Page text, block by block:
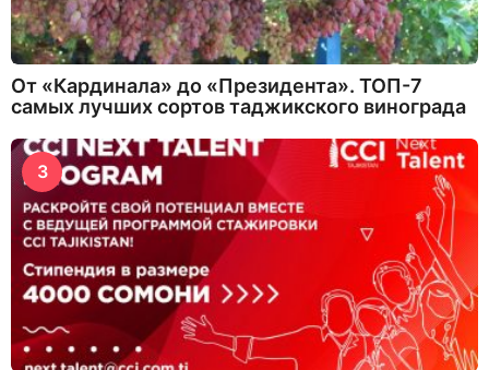
От «Кардинала» до «Президента». ТОП-7
самых лучших сортов таджикского винограда
3